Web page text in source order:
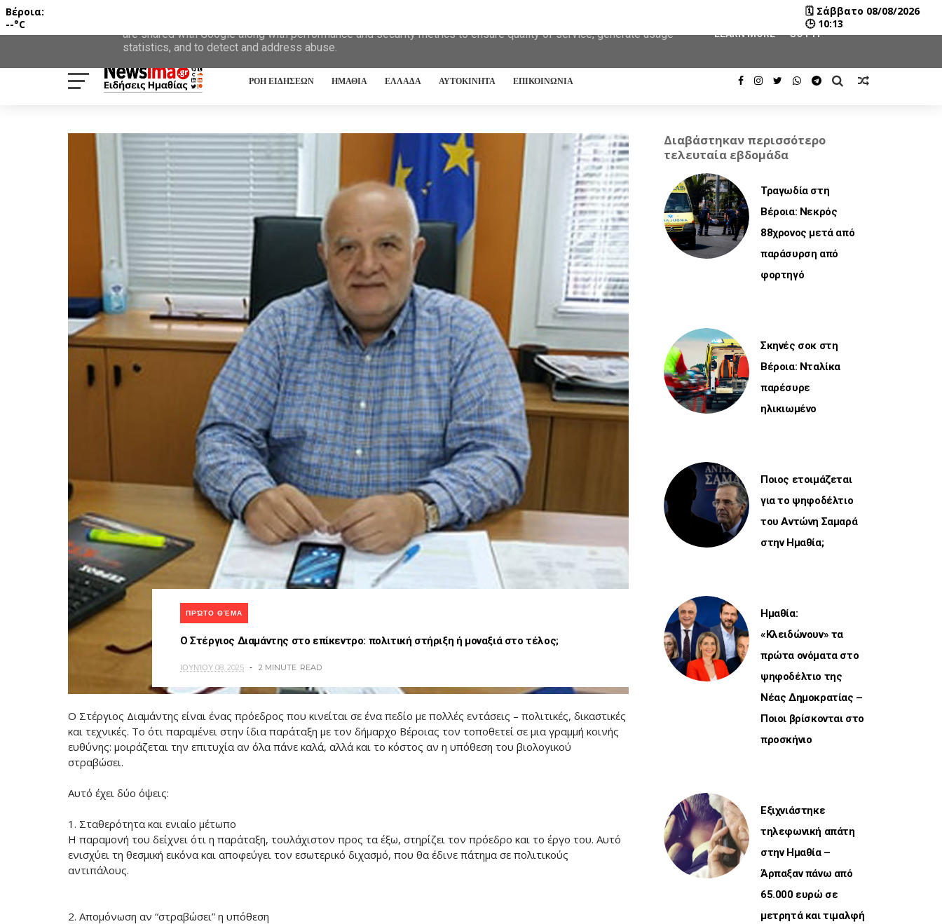
ΡΟΗ ΕΙΔΗΣΕΩΝ ΗΜΑΘΙΑ ΕΛΛΑΔΑ ΑΥΤΟΚΙΝΗΤΑ ΕΠΙΚΟΙΝΩΝΙΑ
ΠΡΏΤΟ ΘΈΜΑ
Ο Στέργιος Διαμάντης στο επίκεντρο: πολιτική στήριξη ή μοναξιά στο τέλος;
ΙΟΥΝΊΟΥ 08, 2025 2 MINUTE READ
Ο Στέργιος Διαμάντης είναι ένας πρόεδρος που κινείται σε ένα πεδίο με πολλές εντάσεις – πολιτικές, δικαστικές
και τεχνικές. Το ότι παραμένει στην ίδια παράταξη με τον δήμαρχο Βέροιας τον τοποθετεί σε μια γραμμή κοινής
ευθύνης: μοιράζεται την επιτυχία αν όλα πάνε καλά, αλλά και το κόστος αν η υπόθεση του βιολογικού
στραβώσει.
Αυτό έχει δύο όψεις:
1. Σταθερότητα και ενιαίο μέτωπο
Η παραμονή του δείχνει ότι η παράταξη, τουλάχιστον προς τα έξω, στηρίζει τον πρόεδρο και το έργο του. Αυτό
ενισχύει τη θεσμική εικόνα και αποφεύγει τον εσωτερικό διχασμό, που θα έδινε πάτημα σε πολιτικούς
αντιπάλους.
2. Απομόνωση αν “στραβώσει” η υπόθεση
Διαβάστηκαν περισσότερο
τελευταία εβδομάδα
Τραγωδία στη
Βέροια: Νεκρός
88χρονος μετά από
παράσυρση από
φορτηγό
Σκηνές σοκ στη
Βέροια: Νταλίκα
παρέσυρε
ηλικιωμένο
Ποιος ετοιμάζεται
για το ψηφοδέλτιο
του Αντώνη Σαμαρά
στην Ημαθία;
Ημαθία:
«Κλειδώνουν» τα
πρώτα ονόματα στο
ψηφοδέλτιο της
Νέας Δημοκρατίας –
Ποιοι βρίσκονται στο
προσκήνιο
Εξιχνιάστηκε
τηλεφωνική απάτη
στην Ημαθία –
Άρπαξαν πάνω από
65.000 ευρώ σε
μετρητά και τιμαλφή
Βέροια:
--°C
🗓 Σάββατο 08/08/2026
🕒 10:13
are shared with Google along with performance and security metrics to ensure quality of service, generate usage
statistics, and to detect and address abuse.
LEARN MORE GOT IT